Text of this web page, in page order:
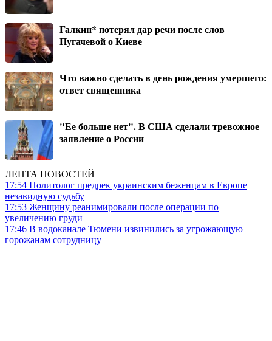
Галкин* потерял дар речи после слов
Пугачевой о Киеве
Что важно сделать в день рождения умершего:
ответ священника
"Ее больше нет". В США сделали тревожное
заявление о России
ЛЕНТА НОВОСТЕЙ
17:54 Политолог предрек украинским беженцам в Европе
незавидную судьбу
17:53 Женщину реанимировали после операции по
увеличению груди
17:46 В водоканале Тюмени извинились за угрожающую
горожанам сотрудницу